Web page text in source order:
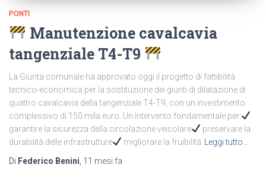
PONTI
Manutenzione cavalcavia
tangenziale T4-T9
La Giunta comunale ha approvato oggi il progetto di fattibilità
tecnico-economica per la sostituzione dei giunti di dilatazione di
quattro cavalcavia della tangenziale T4-T9, con un investimento
complessivo di 150 mila euro. Un intervento fondamentale per:
garantire la sicurezza della circolazione veicolare
preservare la
durabilità delle infrastrutture
migliorare la fruibilità
Leggi tutto…
Di Federico Benini 11 mesi fa